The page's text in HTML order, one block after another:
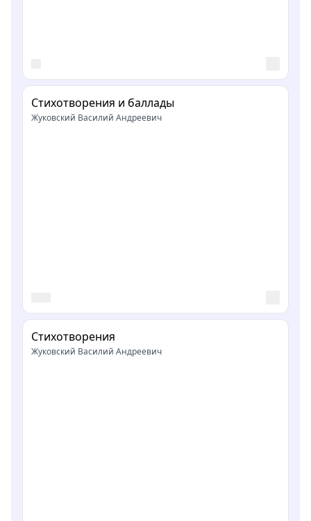
Стихотворения и баллады
Жуковский Василий Андреевич
Стихотворения
Жуковский Василий Андреевич